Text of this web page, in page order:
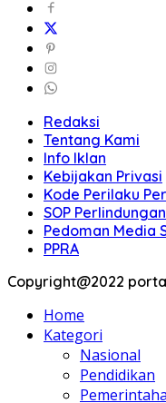
Redaksi
Tentang Kami
Info Iklan
Kebijakan Privasi
Kode Perilaku
SOP
Pedoman Media
PPRA
Copyright@2022
Home
Kategori
Nasional
Pendidikan